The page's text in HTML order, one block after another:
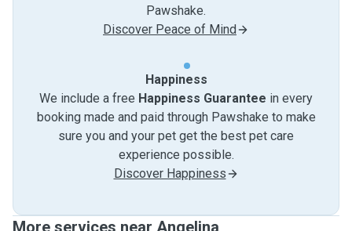
Pawshake.
Discover Peace of Mind
Happiness
We include a free Happiness Guarantee in every
booking made and paid through Pawshake to make
sure you and your pet get the best pet care
experience possible.
Discover Happiness
More services near Angelina